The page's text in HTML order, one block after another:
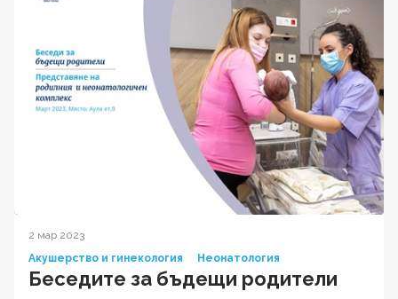
2 мар 2023
Акушерство и гинекология
Неонатология
Беседите за бъдещи родители